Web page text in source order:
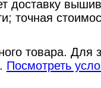
доставку
точная
товара. Для
Посмотреть